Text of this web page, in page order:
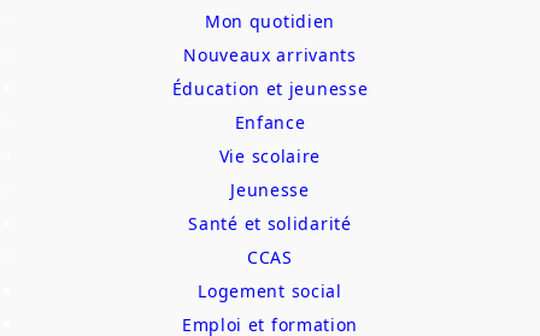
Mon quotidien
Nouveaux arrivants
Éducation et jeunesse
Enfance
Vie scolaire
Jeunesse
Santé et solidarité
CCAS
Logement social
Emploi et formation